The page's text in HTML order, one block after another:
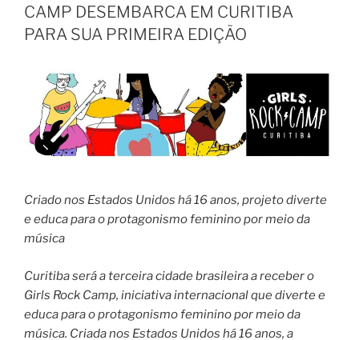
CAMP DESEMBARCA EM CURITIBA
PARA SUA PRIMEIRA EDIÇÃO
Criado nos Estados Unidos há 16 anos, projeto diverte
e educa para o protagonismo feminino por meio da
música
Curitiba será a terceira cidade brasileira a receber o
Girls Rock Camp, iniciativa internacional que diverte e
educa para o protagonismo feminino por meio da
música. Criada nos Estados Unidos há 16 anos, a